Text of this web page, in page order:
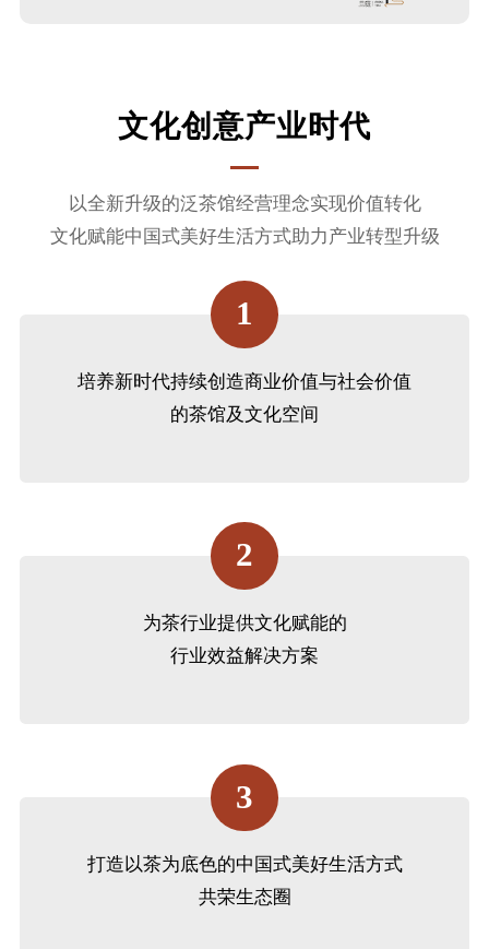
文化创意产业时代
以全新升级的泛茶馆经营理念实现价值转化
文化赋能中国式美好生活方式助力产业转型升级
1
培养新时代持续创造商业价值与社会价值
的茶馆及文化空间
2
为茶行业提供文化赋能的
行业效益解决方案
3
打造以茶为底色的中国式美好生活方式
共荣生态圈